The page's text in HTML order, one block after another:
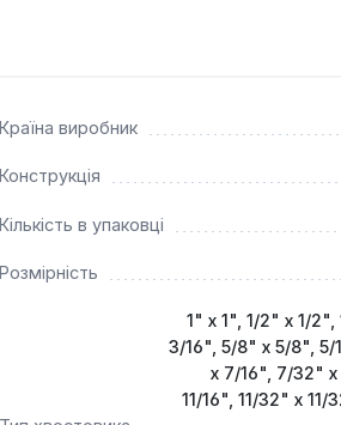
кріпленнями. Він ідеально
Країна виробник
Конструкція
Кількість в упаковці
Розмірність
1" х 1", 1/2" х 1/
3/16", 5/8" х 5/8",
х 7/16", 7/32"
11/16", 11/32" х